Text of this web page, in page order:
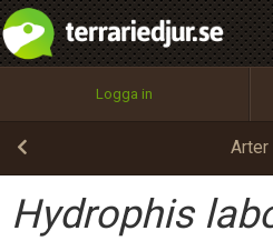
Logga in
Arter
Hydrophis
100%
OK
integritetspolicy
Namn:
Epost:
Användarnamn:
Begär nytt lösenord